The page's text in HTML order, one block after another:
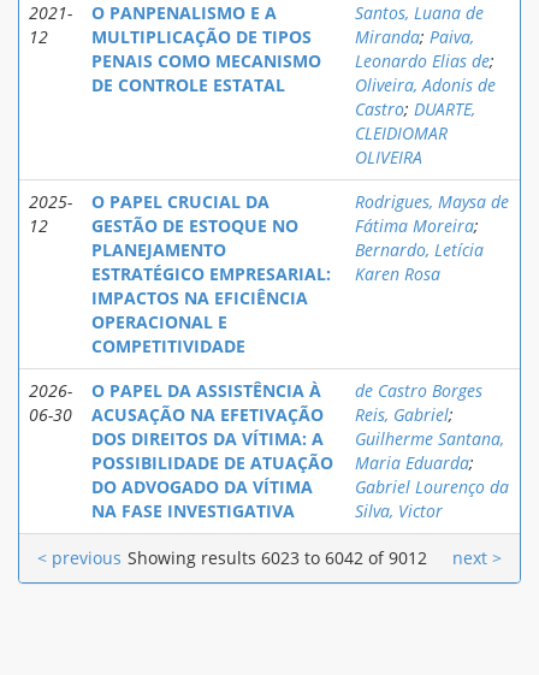
2021-
12
O PANPENALISMO E A
MULTIPLICAÇÃO DE TIPOS
PENAIS COMO MECANISMO
DE CONTROLE ESTATAL
Santos, Luana de
Miranda; Paiva,
Leonardo Elias de;
Oliveira, Adonis de
Castro; DUARTE,
CLEIDIOMAR
OLIVEIRA
2025-
12
O PAPEL CRUCIAL DA
GESTÃO DE ESTOQUE NO
PLANEJAMENTO
ESTRATÉGICO EMPRESARIAL:
IMPACTOS NA EFICIÊNCIA
OPERACIONAL E
COMPETITIVIDADE
Rodrigues, Maysa de
Fátima Moreira;
Bernardo, Letícia
Karen Rosa
2026-
06-30
O PAPEL DA ASSISTÊNCIA À
ACUSAÇÃO NA EFETIVAÇÃO
DOS DIREITOS DA VÍTIMA: A
POSSIBILIDADE DE ATUAÇÃO
DO ADVOGADO DA VÍTIMA
NA FASE INVESTIGATIVA
de Castro Borges
Reis, Gabriel;
Guilherme Santana,
Maria Eduarda;
Gabriel Lourenço da
Silva, Victor
Showing results 6023 to 6042 of 9012
< previous next >